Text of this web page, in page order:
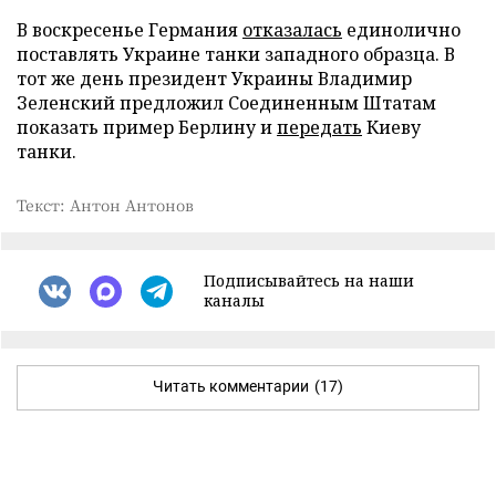
В воскресенье Германия отказалась единолично
поставлять Украине танки западного образца. В
тот же день президент Украины Владимир
Зеленский предложил Соединенным Штатам
показать пример Берлину ипередать Киеву
танки.
Текст: Антон Антонов
Подписывайтесь на наши
каналы
Читать комментарии (17)